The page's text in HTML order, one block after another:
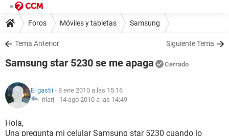
Foros Móviles y tabletas Samsung
Tema Anterior Siguiente Tema
Samsung star 5230 se me apaga Cerrado
El gastii - 8 ene 2010 a las 15:16
rilari - 14 ago 2010 a las 14:49
Hola,
Una pregunta mi celular Samsung star 5230 cuando lo